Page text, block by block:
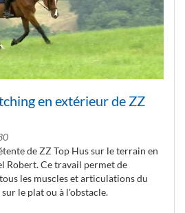
en extérieur de ZZ
de ZZ Top Hus sur le terrain en
Robert. Ce travail permet de
les muscles et articulations du
le plat ou à l'obstacle.